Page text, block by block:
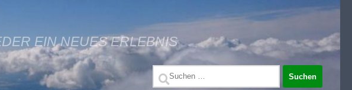
EIN NEUES ERLEBNIS
Suchen